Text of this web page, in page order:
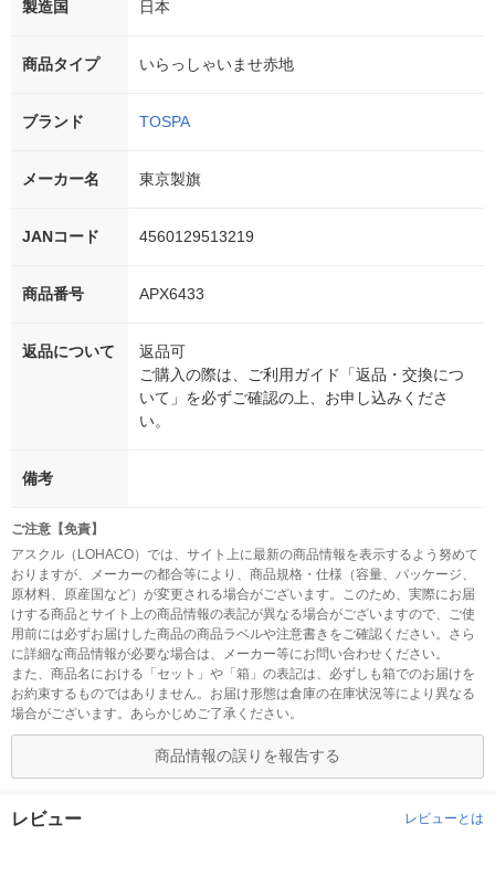
製造国 日本
商品タイプ いらっしゃいませ赤地
ブランド TOSPA
メーカー名 東京製旗
JANコード 4560129513219
商品番号 APX6433
返品について
返品可
ご購入の際は、ご利用ガイド「返品・交換につ
いて」を必ずご確認の上、お申し込みくださ
い。
備考
ご注意【免責】
アスクル（LOHACO）では、サイト上に最新の商品情報を表示するよう努めて
おりますが、メーカーの都合等により、商品規格・仕様（容量、パッケージ、
原材料、原産国など）が変更される場合がございます。このため、実際にお届
けする商品とサイト上の商品情報の表記が異なる場合がございますので、ご使
用前には必ずお届けした商品の商品ラベルや注意書きをご確認ください。さら
に詳細な商品情報が必要な場合は、メーカー等にお問い合わせください。
また、商品名における「セット」や「箱」の表記は、必ずしも箱でのお届けを
お約束するものではありません。お届け形態は倉庫の在庫状況等により異なる
場合がございます。あらかじめご了承ください。
商品情報の誤りを報告する
レビュー レビューとは